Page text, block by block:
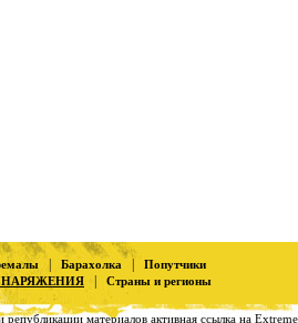
Барахолка
Попутчики
Страны и регионы
материалов активная ссылка на